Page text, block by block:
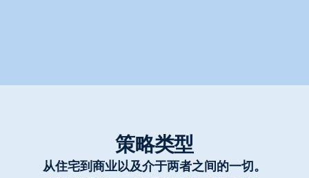
策略类型
从住宅到商业以及介于两者之间的一切。